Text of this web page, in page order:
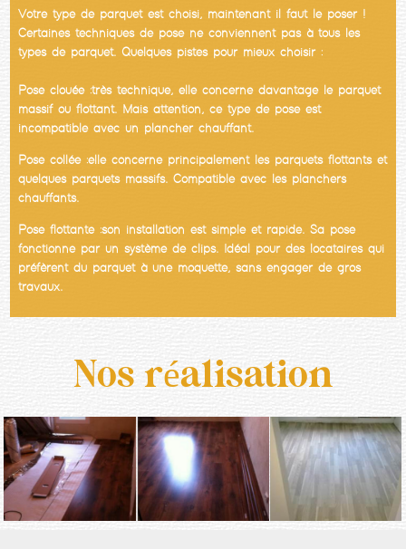
Votre type de parquet est choisi, maintenant il faut le poser !
Certaines techniques de pose ne conviennent pas à tous les
types de parquet. Quelques pistes pour mieux choisir :
Pose clouée : très technique, elle concerne davantage le parquet
massif ou flottant. Mais attention, ce type de pose est
incompatible avec un plancher chauffant.
Pose collée : elle concerne principalement les parquets flottants et
quelques parquets massifs. Compatible avec les planchers
chauffants.
Pose flottante : son installation est simple et rapide. Sa pose
fonctionne par un système de clips. Idéal pour des locataires qui
préfèrent du parquet à une moquette, sans engager de gros
travaux.
Nos réalisation